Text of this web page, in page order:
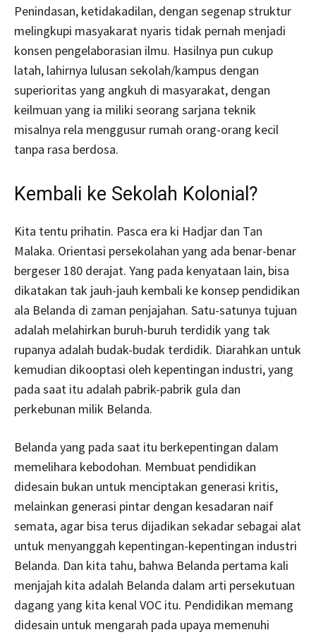
Penindasan, ketidakadilan, dengan segenap struktur
melingkupi masyakarat nyaris tidak pernah menjadi
konsen pengelaborasian ilmu. Hasilnya pun cukup
latah, lahirnya lulusan sekolah/kampus dengan
superioritas yang angkuh di masyarakat, dengan
keilmuan yang ia miliki seorang sarjana teknik
misalnya rela menggusur rumah orang-orang kecil
tanpa rasa berdosa.
Kembali ke Sekolah Kolonial?
Kita tentu prihatin. Pasca era ki Hadjar dan Tan
Malaka. Orientasi persekolahan yang ada benar-benar
bergeser 180 derajat. Yang pada kenyataan lain, bisa
dikatakan tak jauh-jauh kembali ke konsep pendidikan
ala Belanda di zaman penjajahan. Satu-satunya tujuan
adalah melahirkan buruh-buruh terdidik yang tak
rupanya adalah budak-budak terdidik. Diarahkan untuk
kemudian dikooptasi oleh kepentingan industri, yang
pada saat itu adalah pabrik-pabrik gula dan
perkebunan milik Belanda.
Belanda yang pada saat itu berkepentingan dalam
memelihara kebodohan. Membuat pendidikan
didesain bukan untuk menciptakan generasi kritis,
melainkan generasi pintar dengan kesadaran naif
semata, agar bisa terus dijadikan sekadar sebagai alat
untuk menyanggah kepentingan-kepentingan industri
Belanda. Dan kita tahu, bahwa Belanda pertama kali
menjajah kita adalah Belanda dalam arti persekutuan
dagang yang kita kenal VOC itu. Pendidikan memang
didesain untuk mengarah pada upaya memenuhi